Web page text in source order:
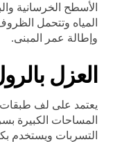
الأسطح الخرسانية
المياه وتتحمل
وإطالة عمر المبنى.
العزل
يعتمد على لف طبقات
المساحات الكبيرة
التسربات ويستخدم